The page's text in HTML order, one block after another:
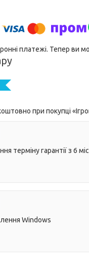
платежі. Тепер
при покупці
терміну гарантії з 6
Windows